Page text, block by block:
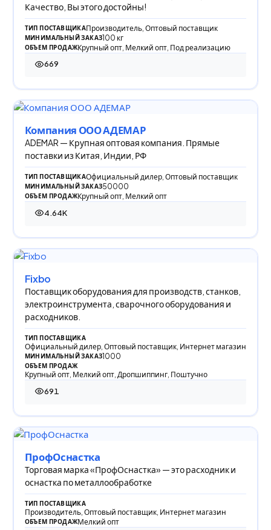
Качество, Вы этого достойны!
ТИП ПОСТАВЩИКАПроизводитель, Оптовый поставщик
МИНИМАЛЬНЫЙ ЗАКАЗ100 кг
ОБЪЕМ ПРОДАЖКрупный опт, Мелкий опт, Под реализацию
669
669 просмотров
Компания ООО АДЕМАР
ADEMAR — Крупная оптовая компания. Прямые
поставки из Китая, Индии, РФ
ТИП ПОСТАВЩИКАОфициальный дилер, Оптовый поставщик
МИНИМАЛЬНЫЙ ЗАКАЗ50000
ОБЪЕМ ПРОДАЖКрупный опт, Мелкий опт
4.64K
4 644 просмотра
Fixbo
Поставщик оборудования для производств, станков,
электроинструмента, сварочного оборудования и
расходников.
ТИП ПОСТАВЩИКА
Официальный дилер, Оптовый поставщик, Интернет магазин
МИНИМАЛЬНЫЙ ЗАКАЗ1000
ОБЪЕМ ПРОДАЖ
Крупный опт, Мелкий опт, Дропшиппинг, Поштучно
691
691 просмотр
ПрофОснастка
Торговая марка «ПрофОснастка» — это расходник и
оснастка по металлообработке
ТИП ПОСТАВЩИКА
Производитель, Оптовый поставщик, Интернет магазин
ОБЪЕМ ПРОДАЖМелкий опт